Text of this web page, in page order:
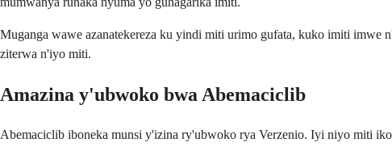
Muganga wawe azanatekereza ku yindi miti urimo gufata, kuko imiti imwe
ziterwa n'iyo miti.
Amazina y'ubwoko bwa Abemaciclib
Abemaciclib iboneka munsi y'izina ry'ubwoko rya Verzenio. Iyi niyo miti